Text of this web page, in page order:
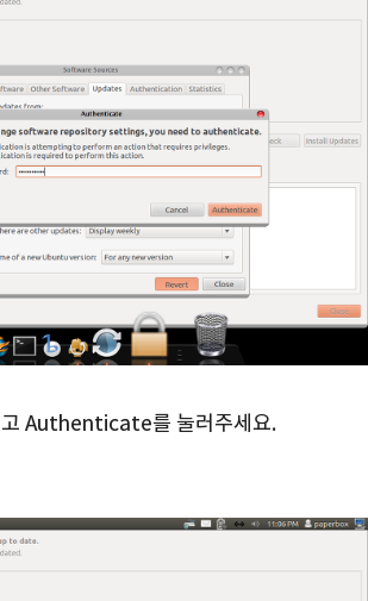
고 Authenticate를 눌러주세요.